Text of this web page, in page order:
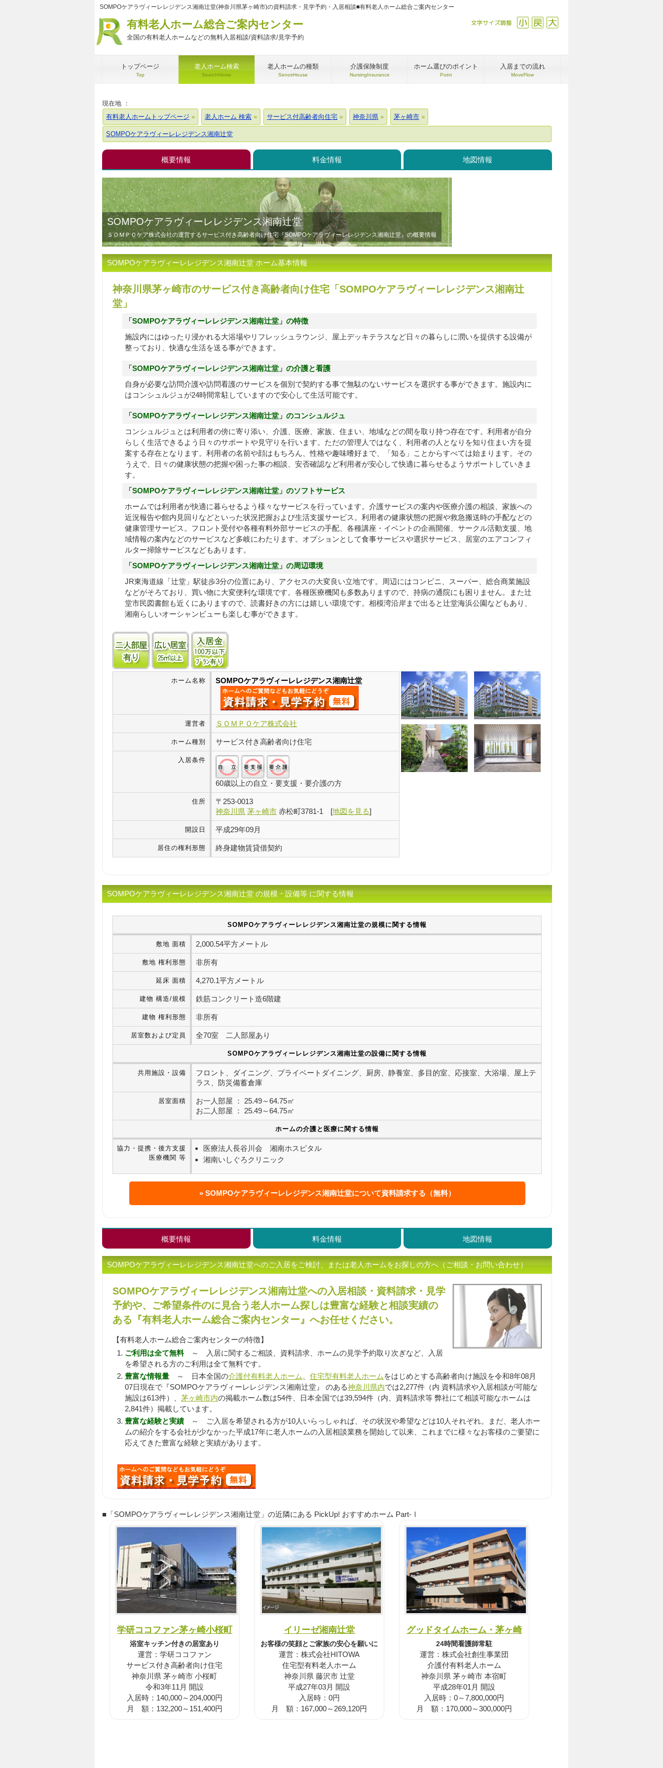
SOMPOケアラヴィーレレジデンス湘南辻堂(神奈川県茅ヶ崎市)の資料請求・見学予約・入居相談■有料老人ホーム総合ご案内センター
有料老人ホーム総合ご案内センター
全国の有料老人ホームなどの無料入居相談/資料請求/見学予約
戻す
縮小
文字サイズ調整
トップページ
Top
老人ホーム検索
SearchHome
老人ホームの種類
SenoirHouse
介護保険制度
NursingInsurance
ホーム選びのポイント
Point
入居までの流れ
MoveFlow
現在地 ：
有料老人ホームトップページ
老人ホーム 検索 サービス付高齢者向住宅 神奈川県 茅ヶ崎市
SOMPOケアラヴィーレレジデンス湘南辻堂
概要情報 料金情報 地図情報
SOMPOケアラヴィーレレジデンス湘南辻堂
ＳＯＭＰＯケア株式会社の運営するサービス付き高齢者向け住宅『SOMPOケアラヴィーレレジデンス湘南辻堂』の概要情報
SOMPOケアラヴィーレレジデンス湘南辻堂 ホーム基本情報
神奈川県茅ヶ崎市のサービス付き高齢者向け住宅「SOMPOケアラヴィーレレジデンス湘南辻
堂」
「SOMPOケアラヴィーレレジデンス湘南辻堂」の特徴
施設内にはゆったり浸かれる大浴場やリフレッシュラウンジ、屋上デッキテラスなど日々の暮らしに潤いを提供する設備が
整っており、快適な生活を送る事ができます。
「SOMPOケアラヴィーレレジデンス湘南辻堂」の介護と看護
自身が必要な訪問介護や訪問看護のサービスを個別で契約する事で無駄のないサービスを選択する事ができます。施設内に
はコンシュルジュが24時間常駐していますので安心して生活可能です。
「SOMPOケアラヴィーレレジデンス湘南辻堂」のコンシュルジュ
コンシュルジュとは利用者の傍に寄り添い、介護、医療、家族、住まい、地域などの間を取り持つ存在です。利用者が自分
らしく生活できるよう日々のサポートや見守りを行います。ただの管理人ではなく、利用者の人となりを知り住まい方を提
案する存在となります。利用者の名前や顔はもちろん、性格や趣味嗜好まで、「知る」ことからすべては始まります。その
うえで、日々の健康状態の把握や困った事の相談、安否確認など利用者が安心して快適に暮らせるようサポートしていきま
す。
「SOMPOケアラヴィーレレジデンス湘南辻堂」のソフトサービス
ホームでは利用者が快適に暮らせるよう様々なサービスを行っています。介護サービスの案内や医療介護の相談、家族への
近況報告や館内見回りなどといった状況把握および生活支援サービス。利用者の健康状態の把握や救急搬送時の手配などの
健康管理サービス。フロント受付や各種有料外部サービスの手配、各種講座・イベントの企画開催、サークル活動支援、地
域情報の案内などのサービスなど多岐にわたります。オプションとして食事サービスや選択サービス、居室のエアコンフィ
ルター掃除サービスなどもあります。
「SOMPOケアラヴィーレレジデンス湘南辻堂」の周辺環境
JR東海道線「辻堂」駅徒歩3分の位置にあり、アクセスの大変良い立地です。周辺にはコンビニ、スーパー、総合商業施設
などがそろており、買い物に大変便利な環境です。各種医療機関も多数ありますので、持病の通院にも困りません。また辻
堂市民図書館も近くにありますので、読書好きの方には嬉しい環境です。相模湾沿岸まで出ると辻堂海浜公園などもあり、
湘南らしいオーシャンビューも楽しむ事ができます。
二人部屋あり居室25㎡以上
ホーム名称 SOMPOケアラヴィーレレジデンス湘南辻堂
運営者 ＳＯＭＰＯケア株式会社
ホーム種別 サービス付き高齢者向け住宅
入居条件
60歳以上の自立・要支援・要介護の方
住所 〒 253-0013
神奈川県 茅ヶ崎市 赤松町3781-1 [地図を見る]
開設日 平成29年09月
居住の権利形態 終身建物賃貸借契約
SOMPOケアラヴィーレレジデンス湘南辻堂 の規模・設備等 に関する情報
SOMPOケアラヴィーレレジデンス湘南辻堂の規模に関する情報
敷地 面積 2,000.54平方メートル
敷地 権利形態 非所有
延床 面積 4,270.1平方メートル
建物 構造/規模 鉄筋コンクリート造6階建
建物 権利形態 非所有
居室数および定員 全70室 二人部屋あり
SOMPOケアラヴィーレレジデンス湘南辻堂の設備に関する情報
共用施設・設備
フロント、ダイニング、プライベートダイニング、厨房、静養室、多目的室、応接室、大浴場、屋上テ
ラス、防災備蓄倉庫
居室面積
お一人部屋 ： 25.49～64.75㎡
お二人部屋 ： 25.49～64.75㎡
ホームの介護と医療に関する情報
協力・提携・後方支援
医療機関 等
医療法人長谷川会 湘南ホスピタル
湘南いしぐろクリニック
SOMPOケアラヴィーレレジデンス湘南辻堂について資料請求する（無料）
概要情報 料金情報 地図情報
SOMPOケアラヴィーレレジデンス湘南辻堂へのご入居をご検討、または老人ホームをお探しの方へ（ご相談・お問い合わせ）
SOMPOケアラヴィーレレジデンス湘南辻堂への入居相談・資料請求・見学
予約や、ご希望条件のに見合う老人ホーム探しは豊富な経験と相談実績の
ある『有料老人ホーム総合ご案内センター』へお任せください。
【有料老人ホーム総合ご案内センターの特徴】
ご利用は全て無料～ 入居に関するご相談、資料請求、ホームの見学予約取り次ぎなど、入居
を希望される方のご利用は全て無料です。
豊富な情報量 ～ 日本全国の介護付有料老人ホーム 住宅型有料老人ホーム をはじめとする高齢者向け施設を令和8年08月
07日現在で『SOMPOケアラヴィーレレジデンス湘南辻堂』 のある神奈川県内では2,277件（内 資料請求や入居相談が可能な
施設は613件）、 茅ヶ崎市内の掲載ホーム数は54件、日本全国では39,594件（内、資料請求等 弊社にて相談可能なホームは
2,841件）掲載しています。
豊富な経験と実績～ ご入居を希望される方が10人いらっしゃれば、その状況や希望などは10人それぞれ。まだ、老人ホー
ムの紹介をする会社が少なかった平成17年に老人ホームの入居相談業務を開始して以来、これまでに様々なお客様のご要望に
応えてきた豊富な経験と実績があります。
■「SOMPOケアラヴィーレレジデンス湘南辻堂」の近隣にある PickUp! おすすめホーム Part-Ⅰ
学研ココファン茅ヶ崎小桜町
浴室キッチン付きの居室あり
運営：学研ココファン
サービス付き高齢者向け住宅
神奈川県 茅ヶ崎市 小桜町
令和3年11月 開設
入居時：140,000～204,000円
月 額：132,200～151,400円
イリーゼ湘南辻堂
お客様の笑顔とご家族の安心を願いに
運営：株式会社HITOWA
住宅型有料老人ホーム
神奈川県 藤沢市 辻堂
平成27年03月 開設
入居時：0円
月 額：167,000～269,120円
グッドタイムホーム・茅ヶ崎
24時間看護師常駐
運営：株式会社創生事業団
介護付有料老人ホーム
神奈川県 茅ヶ崎市 本宿町
平成28年01月 開設
入居時：0～7,800,000円
月 額：170,000～300,000円